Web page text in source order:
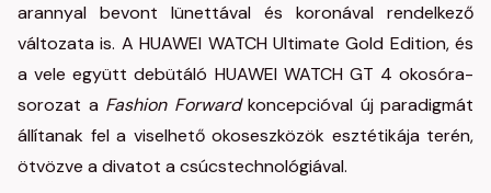
arannyal bevont lünettával és koronával rendelkező
változata is. A HUAWEI WATCH Ultimate Gold Edition, és
a vele együtt debütáló HUAWEI WATCH GT 4 okosóra-
sorozat a Fashion Forwardkoncepcióval új paradigmát
állítanak fel a viselhető okoseszközök esztétikája terén,
ötvözve a divatot a csúcstechnológiával.